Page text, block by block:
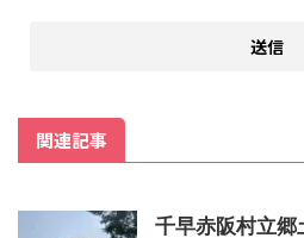
関連記事
千早赤阪村立郷